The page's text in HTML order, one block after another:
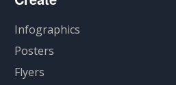
Infographics
Posters
Flyers